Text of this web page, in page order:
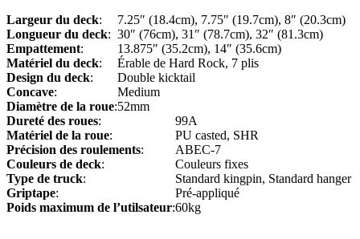
Largeur du deck:
7.25″ (18.4cm), 7.75″ (19.7cm), 8″ (20.3cm)
Longueur du deck: 30″ (76cm), 31″ (78.7cm), 32″ (81.3cm)
Empattement:
13.875″ (35.2cm), 14″ (35.6cm)
Matériel du deck:
Érable de Hard Rock, 7 plis
Design du deck:
Double kicktail
Concave:
Medium
Diamètre de la roue:52mm
Dureté des roues:
99A
Matériel de la roue:
PU casted, SHR
Précision des roulements:
ABEC-7
Couleurs de deck:
Couleurs fixes
Type de truck:
Standard kingpin, Standard hanger
Griptape:
Pré-appliqué
Poids maximum de l’utilsateur:60kg